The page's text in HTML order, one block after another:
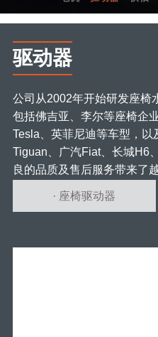
驱动器
公司从2002年开始研发
包括佛吉亚、李尔等座椅企
Tesla、英菲尼迪等车型，以
Tiguan、广汽Fiat、长城H6
良的品质及售后服务带来了
· 座椅驱动器